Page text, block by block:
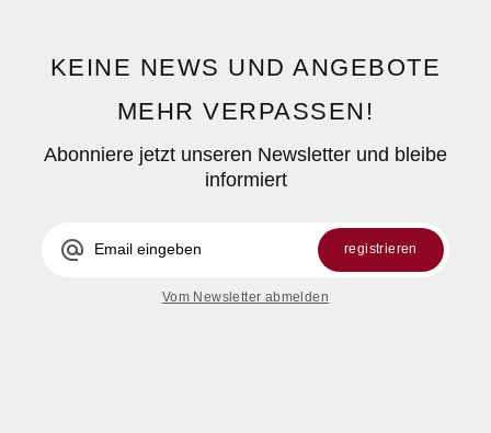
KEINE NEWS UND ANGEBOTE
MEHR VERPASSEN!
Abonniere jetzt unseren Newsletter und bleibe
informiert
alternate_email registrieren
Vom Newsletter abmelden